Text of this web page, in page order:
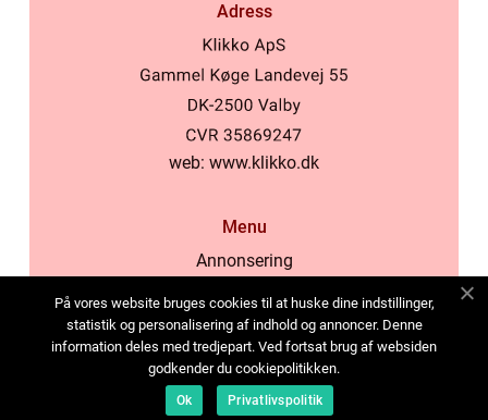
Adress
web: www.klikko.dk
Menu
Annonsering
Cookies
Kontakta oss
Sitemap
På vores website bruges cookies til at huske dine indstillinger,
statistik og personalisering af indhold og annoncer. Denne
information deles med tredjepart. Ved fortsat brug af websiden
godkender du cookiepolitikken.
Ok Privatlivspolitik